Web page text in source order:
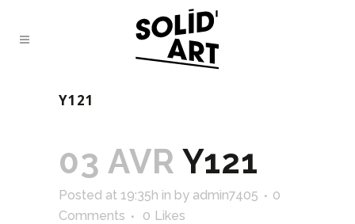
Y121
03 AVR Y121
Posted at 19:35h in by admin7405
0
Comments
0 Likes